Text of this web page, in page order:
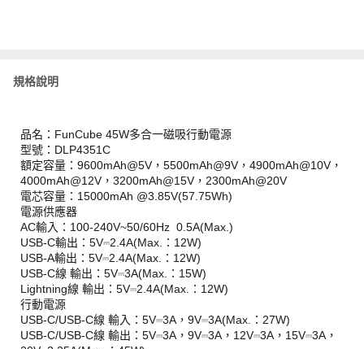
規格說明
品名：FunCube 45W多合一磁吸行動電源
型號：DLP4351C
額定容量：9600mAh@5V，5500mAh@9V，4900mAh@10V，
4000mAh@12V，3200mAh@15V，2300mAh@20V
電芯容量：15000mAh @3.85V(57.75Wh)
電源供應器
AC輸入：100-240V~50/60Hz 0.5A(Max.)
USB-C輸出：5V⎓2.4A(Max.：12W)
USB-A輸出：5V⎓2.4A(Max.：12W)
USB-C線 輸出：5V⎓3A(Max.：15W)
Lightning線 輸出：5V⎓2.4A(Max.：12W)
行動電源
USB-C/USB-C線 輸入：5V⎓3A，9V⎓3A(Max.：27W)
USB-C/USB-C線 輸出：5V⎓3A，9V⎓3A，12V⎓3A，15V⎓3A，